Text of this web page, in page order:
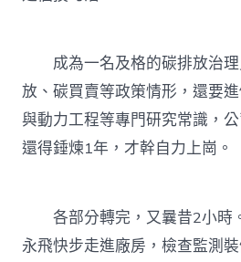
成為一名及格的碳排放治理
放、碳買賣等政策情形，還要
與動力工程等專門研究常識，
還得錘煉1年，才幹自力上崗。
各部分轉完，又曩昔2小時
永飛快步走進廠房，檢查監測